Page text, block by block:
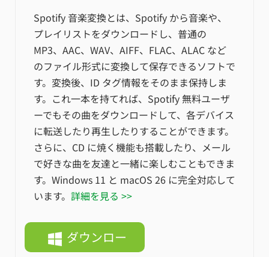
Spotify 音楽変換とは、Spotify から音楽や、
プレイリストをダウンロードし、普通の
MP3、AAC、WAV、AIFF、FLAC、ALAC など
のファイル形式に変換して保存できるソフトで
す。変換後、ID タグ情報をそのまま保持しま
す。これ一本を持てれば、Spotify 無料ユーザ
ーでもその曲をダウンロードして、各デバイス
に転送したり再生したりすることができます。
さらに、CD に焼く機能も搭載したり、メール
で好きな曲を友達と一緒に楽しむこともできま
す。Windows 11 と macOS 26 に完全対応して
います。 詳細を見る >>
ダウンロー